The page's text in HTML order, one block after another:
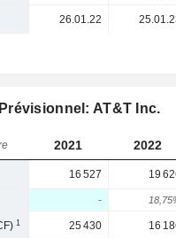
26.01.22
AT&T Inc.
2021 2022
16 527 19
-
1 25 430 16